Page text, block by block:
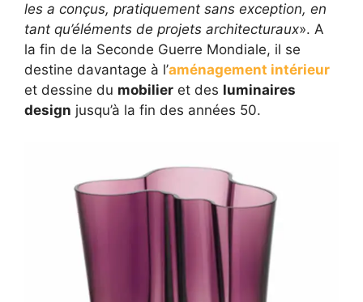
les a conçus, pratiquement sans exception, en
tant qu’éléments de projets architecturaux». A
la fin de la Seconde Guerre Mondiale, il se
destine davantage à l’aménagement intérieur
et dessine du mobilier et des luminaires
design jusqu’à la fin des années 50.